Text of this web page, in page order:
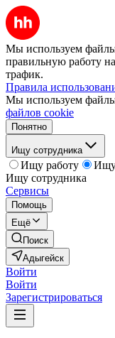
Мы используем
правильную работу
трафик.
Правила
Мы используем
файлов cookie
Понятно
Ищу сотрудника
Ищу работу
Ищу
Ищу сотрудника
Сервисы
Помощь
Ещё
Поиск
Адыгейск
Войти
Войти
Зарегистрироваться